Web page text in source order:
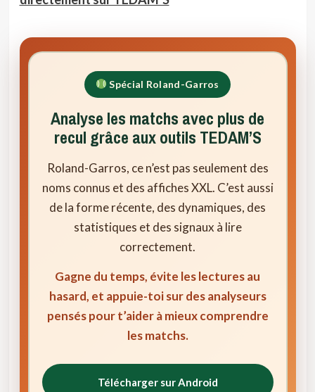
Spécial Roland-Garros
Analyse les matchs avec plus de
recul grâce aux outils TEDAM’S
Roland-Garros, ce n’est pas seulement des
noms connus et des affiches XXL. C’est aussi
de la forme récente, des dynamiques, des
statistiques et des signaux à lire
correctement.
Gagne du temps, évite les lectures au
hasard, et appuie-toi sur des analyseurs
pensés pour t’aider à mieux comprendre
les matchs.
Télécharger sur Android